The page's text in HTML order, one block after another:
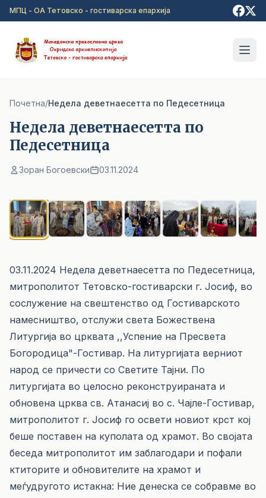
Прејди на главна содржина
МПЦ - ОА Тетовско - гостиварска епархија
Почетна/Недела деветнаесетта по Педесетница
Недела деветнаесетта по
Педесетница
Зоран Богоевски 03.11.2024
03.11.2024 Недела деветнаесетта по Педесетница,
митрополитот Тетовско-гостиварски г. Јосиф, во
сослужение на свештенство од Гостиварското
намесништво, отслужи света Божествена
Литургија во црквата ,,Успение на Пресвета
Богородица"-Гостивар. На литургијата верниот
народ се причести со Светите Тајни. По
литургијата во целосно реконструираната и
обновена црква св. Атанасиј во с. Чајле-Гостивар,
митрополитот г. Јосиф го освети новиот крст кој
беше поставен на куполата од храмот. Во својата
беседа митрополитот им заблагодари и пофали
ктиторите и обновителите на храмот и
меѓудругото истакна: Ние денеска се собравме во